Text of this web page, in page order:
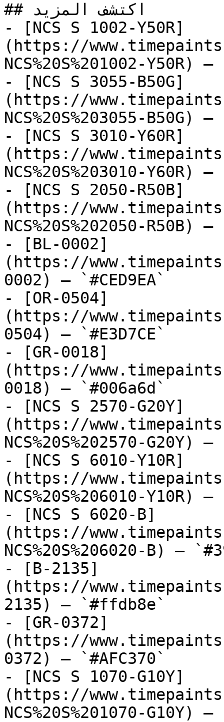
## اكتشف المزيد
- [NCS S 1002-Y50R]
(https://
NCS%20S%201002-Y50R)
- [NCS S 3055-B50G]
(https://
NCS%20S%203055-B50G)
- [NCS S 3010-Y60R]
(https://
NCS%20S%203010-Y60R)
- [NCS S 2050-R50B]
(https://
NCS%20S%202050-R50B)
- [BL-0002]
(https://
0002) — `#CED9EA`
- [OR-0504]
(https://
0504) — `#E3D7CE`
- [GR-0018]
(https://
0018) — `#006a6d`
- [NCS S 2570-G20Y]
(https://
NCS%20S%202570-G20Y)
- [NCS S 6010-Y10R]
(https://
NCS%20S%206010-Y10R)
- [NCS S 6020-B]
(https://
NCS%20S%206020-B) —
- [B-2135]
(https://
2135) — `#ffdb8e`
- [GR-0372]
(https://
0372) — `#AFC370`
- [NCS S 1070-G10Y]
(https://
NCS%20S%201070-G10Y)